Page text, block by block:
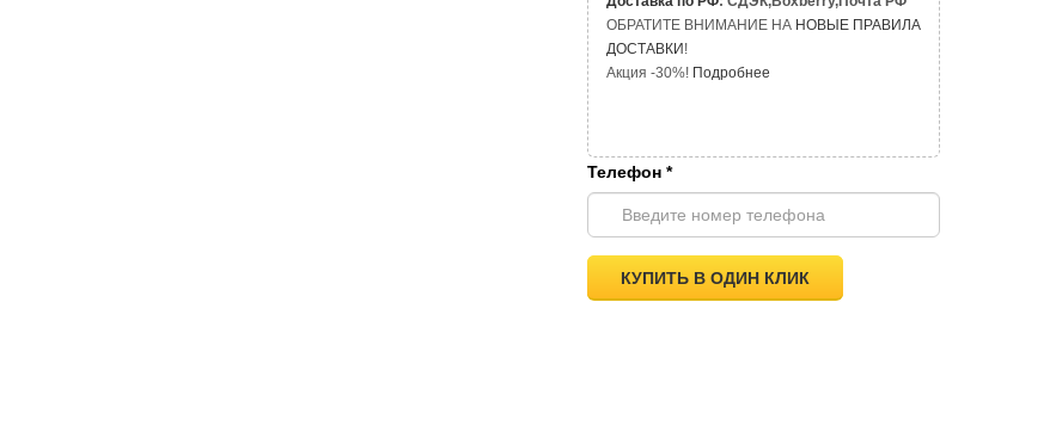
ОБРАТИТЕ ВНИМАНИЕ НА НОВЫЕ ПРАВИЛА
ДОСТАВКИ!
Акция -30%! Подробнее
Телефон *
КУПИТЬ В ОДИН КЛИК